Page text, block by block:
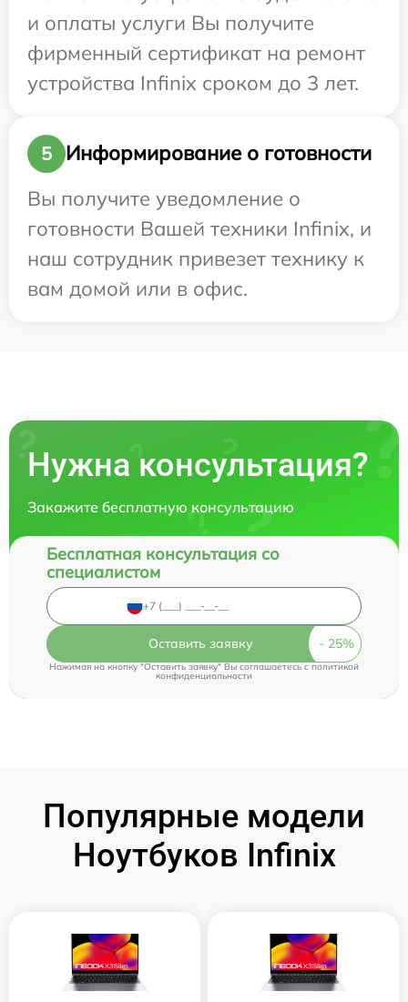
и оплаты услуги Вы получите
фирменный сертификат на ремонт
устройства Infinix сроком до 3 лет.
5
Информирование о готовности
Вы получите уведомление о
готовности Вашей техники Infinix, и
наш сотрудник привезет технику к
вам домой или в офис.
Нужна консультация?
Закажите бесплатную консультацию
Бесплатная консультация со
специалистом
Оставить заявку
Нажимая на кнопку "Оставить заявку" Вы соглашаетесь cполитикой
конфиденциальности
Популярные модели
Ноутбуков Infinix